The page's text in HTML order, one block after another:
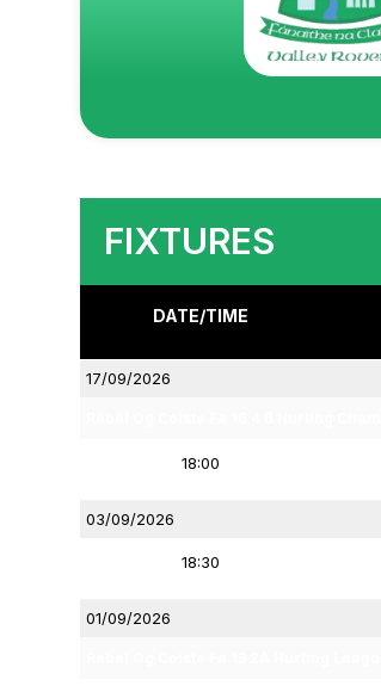
FIXTURES
DATE/TIME
17/09/2026
18:00
03/09/2026
18:30
01/09/2026